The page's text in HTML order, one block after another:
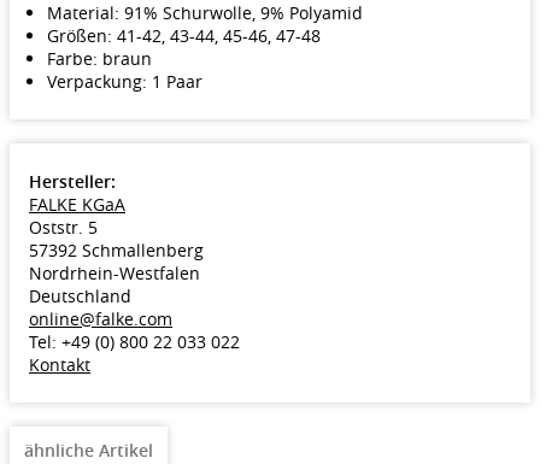
Material: 91% Schurwolle, 9% Polyamid
Größen: 41-42, 43-44, 45-46, 47-48
Farbe: braun
Verpackung: 1 Paar
Hersteller:
FALKE KGaA
Oststr. 5
57392 Schmallenberg
Nordrhein-Westfalen
Deutschland
online@falke.com
Tel: +49 (0) 800 22 033 022
Kontakt
ähnliche Artikel